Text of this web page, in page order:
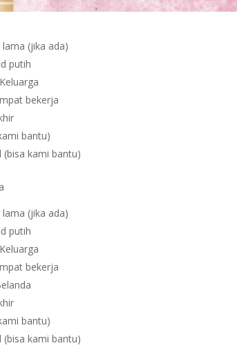
(jika ada)
putih
bekerja
bantu)
kami bantu)
(jika ada)
putih
bekerja
bantu)
kami bantu)